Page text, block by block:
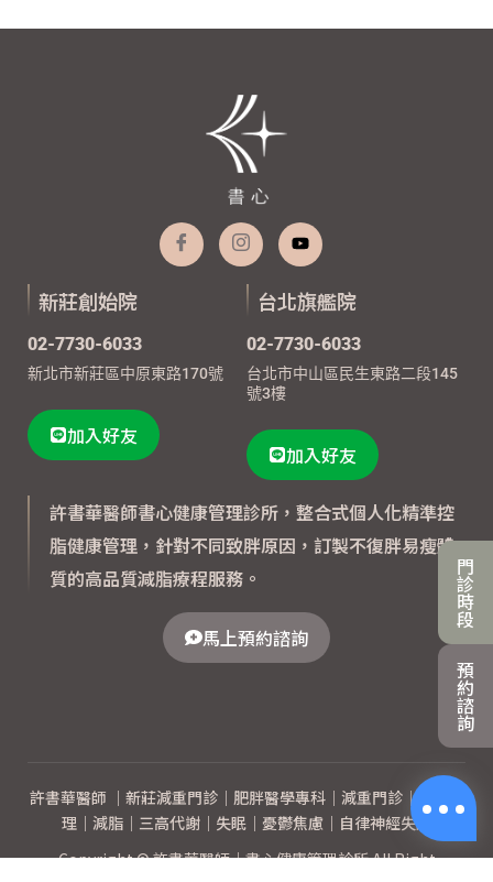
門
診
時
段
預
約
諮
詢
新莊創始院
02-7730-6033
新北市新莊區中原東路170號
加入好友
台北旗艦院
02-7730-6033
台北市中山區民生東路二段145
號3樓
加入好友
許書華醫師書心健康管理診所，整合式個人化精準控
脂健康管理，針對不同致胖原因，訂製不復胖易瘦體
質的高品質減脂療程服務。
馬上預約諮詢
許書華醫師 ｜新莊減重門診｜肥胖醫學專科｜減重門診｜體重管
理｜減脂｜三高代謝｜失眠｜憂鬱焦慮｜自律神經失調
Copyright © 許書華醫師｜書心健康管理診所 All Right